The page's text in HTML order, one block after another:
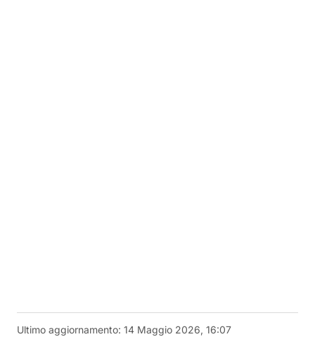
Ultimo aggiornamento: 14 Maggio 2026, 16:07